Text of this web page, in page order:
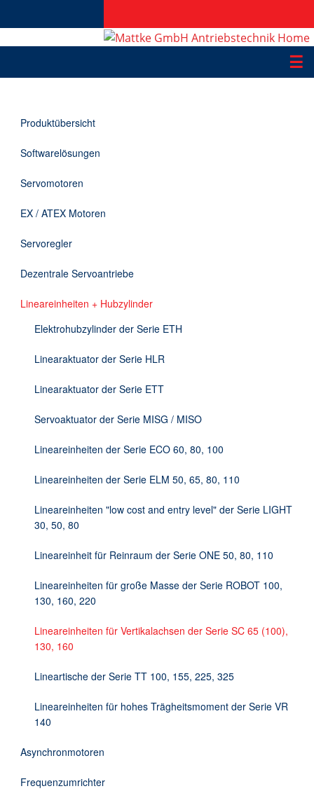
☰
Applikationen
Informationen
Downloads
Kontakt
Produktübersicht
Softwarelösungen
Servomotoren
EX / ATEX Motoren
Servoregler
Dezentrale Servoantriebe
Lineareinheiten + Hubzylinder
Elektrohubzylinder der Serie ETH
Linearaktuator der Serie HLR
Linearaktuator der Serie ETT
Servoaktuator der Serie MISG / MISO
Lineareinheiten der Serie ECO 60, 80, 100
Lineareinheiten der Serie ELM 50, 65, 80, 110
Lineareinheiten "low cost and entry level" der Serie LIGHT
30, 50, 80
Lineareinheit für Reinraum der Serie ONE 50, 80, 110
Lineareinheiten für große Masse der Serie ROBOT 100,
130, 160, 220
Lineareinheiten für Vertikalachsen der Serie SC 65 (100),
130, 160
Lineartische der Serie TT 100, 155, 225, 325
Lineareinheiten für hohes Trägheitsmoment der Serie VR
140
Asynchronmotoren
Frequenzumrichter